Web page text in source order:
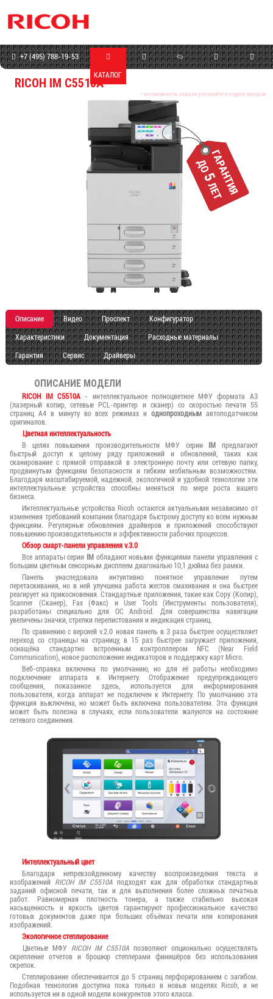
+7 (495) 788-19-53
КАТАЛОГ
RICOH IM C5510A
* возможность заказа уточняйте в отделе продаж
Описание Видео Проспект Конфигуратор
Характеристики Документация Расходные материалы
Гарантия Сервис Драйверы
ОПИСАНИЕ МОДЕЛИ
RICOH IM C5510A - интеллектуальное полноцветное МФУ формата А3
(лазерный копир, сетевые PCL-принтер и сканер) со скоростью печати 55
страниц А4 в минуту во всех режимах и однопроходнымавтоподатчиком
оригиналов.
Цветная интеллектуальность
В целях повышения производительности МФУ серии IM предлагают
быстрый доступ к целому ряду приложений и обновлений, таких как
сканирование с прямой отправкой в электронную почту или сетевую папку,
продвинутым функциям безопасности и гибким мобильным возможностям.
Благодаря масштабируемой, надежной, экологичной и удобной технологии эти
интеллектуальные устройства способны меняться по мере роста вашего
бизнеса.
Интеллектуальные устройства Ricoh остаются актуальными независимо от
изменения требований компании благодаря быстрому доступу ко всем нужным
функциям. Регулярные обновления драйверов и приложений способствуют
повышению производительности и эффективности рабочих процессов.
Обзор смарт-панели управления v.3.0
Все аппараты серии IMобладают новыми функциями панели управления с
большим цветным сенсорным дисплеем диагональю 10,1 дюйма без рамки.
Панель унаследовала интуитивно понятное управление путем
перетаскивания, но в ней улучшена работа жестов смахивания и она быстрее
реагирует на прикосновения. Стандартные приложения, такие как Copy (Копир),
Scanner (Сканер), Fax (Факс) и User Tools (Инструменты пользователя),
разработаны специально для ОС Android. Для совершенства навигации
увеличены значки, стрелки перелистования и индикация страниц.
По сравнению с версией v.2.0 новая панель в 3 раза быстрее осуществляет
переход со страницы на страницу, в 15 раз быстрее загружает приложения,
оснащёна стандартно встроенным контролллером NFC (Near Field
Communication), новое расположение индикаторов и поддержку карт Micro.
Веб-справка включена по умолчанию, но для её работы необходимо
подключение аппарата к Интернету. Отображение предупреждающего
сообщения, показанное здесь, используется для информирования
пользователя, когда аппарат не подключен к Интернету. По умолчанию эта
функция выключена, но может быть включена пользователем. Эта функция
может быть полезна в случаях, если пользователи жалуются на состояние
сетевого соединения.
Интеллектуальный цвет
Благодаря непревзойденному качеству воспроизведения текста и
изображений RICOH IM C5510A подходят как для обработки стандартных
заданий офисной печати, так и для выполнения более сложных печатных
работ. Равномерная плотность тонера, а также стабильно высокая
насыщенность и яркость цветов гарантируют профессиональное качество
готовых документов даже при больших объёмах печати или копирования
изображений.
Экологичное степлирование
Цветные МФУ RICOH IM C5510Aпозволяют опционально осуществлять
скрепление отчетов и брошюр степлерами финишёров без использования
скрепок.
Степлирование обеспечивается до 5 страниц перфорированием с загибом.
Подобная технология доступна пока только в новых моделях Ricoh, и не
используется ни в одной модели конкурентов этого класса.